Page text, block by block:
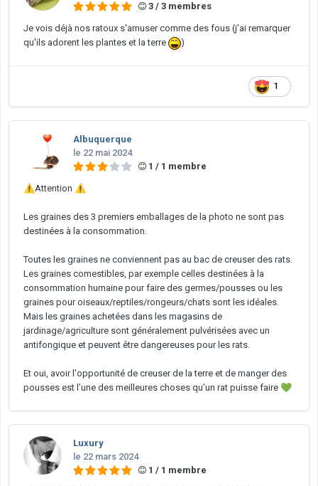
3 / 3 membres
Je vois déjà nos ratoux s'amuser comme des fous (j'ai remarquer
qu'ils adorent les plantes et la terre
)
1
Albuquerque
le 22 mai 2024
1 / 1 membre
⚠️Attention ⚠️
Les graines des 3 premiers emballages de la photo ne sont pas
destinées à la consommation.
Toutes les graines ne conviennent pas au bac de creuser des rats.
Les graines comestibles, par exemple celles destinées à la
consommation humaine pour faire des germes/pousses ou les
graines pour oiseaux/reptiles/rongeurs/chats sont les idéales.
Mais les graines achetées dans les magasins de
jardinage/agriculture sont généralement pulvérisées avec un
antifongique et peuvent être dangereuses pour les rats.
Et oui, avoir l'opportunité de creuser de la terre et de manger des
pousses est l’une des meilleures choses qu’un rat puisse faire 💚
Luxury
le 22 mars 2024
1 / 1 membre